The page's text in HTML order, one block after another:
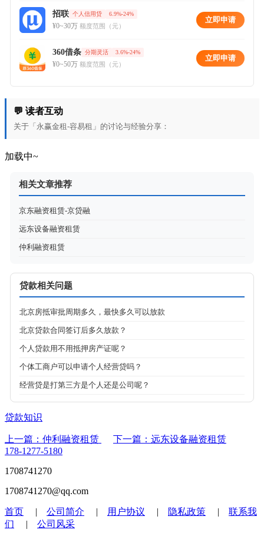
招联 个人信用贷 6.9%-24%
¥0~30万 额度范围（元）
立即申请
360借条 分期灵活 3.6%-24%
¥0~50万 额度范围（元）
立即申请
💬 读者互动
关于「永赢金租-容易租」的讨论与经验分享：
加载中~
相关文章推荐
京东融资租赁-京贷融
远东设备融资租赁
仲利融资租赁
贷款相关问题
北京房抵审批周期多久，最快多久可以放款
北京贷款合同签订后多久放款？
个人贷款用不用抵押房产证呢？
个体工商户可以申请个人经营贷吗？
经营贷是打第三方是个人还是公司呢？
贷款知识
上一篇：仲利融资租赁
下一篇：远东设备融资租赁
178-1277-5180
1708741270
1708741270@qq.com
首页 | 公司简介 | 用户协议 | 隐私政策 | 联系我
们 | 公司风采